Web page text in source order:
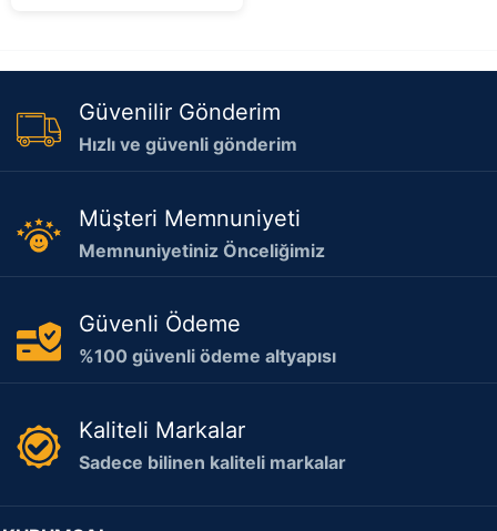
Güvenilir Gönderim
Hızlı ve güvenli gönderim
Müşteri Memnuniyeti
Memnuniyetiniz Önceliğimiz
Güvenli Ödeme
%100 güvenli ödeme altyapısı
Kaliteli Markalar
Sadece bilinen kaliteli markalar